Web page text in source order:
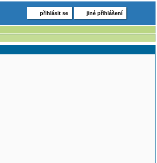
přihlásit se jiné přihlášení